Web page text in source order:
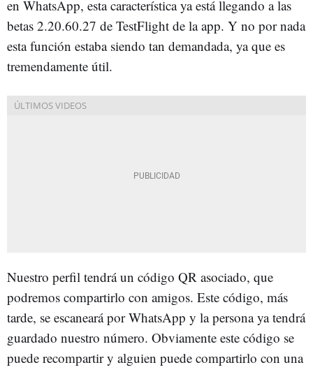
en WhatsApp, esta característica ya está llegando a las
betas 2.20.60.27 de TestFlight de la app. Y no por nada
esta función estaba siendo tan demandada, ya que es
tremendamente útil.
Nuestro perfil tendrá un código QR asociado, que
podremos compartirlo con amigos. Este código, más
tarde, se escaneará por WhatsApp y la persona ya tendrá
guardado nuestro número. Obviamente este código se
puede recompartir y alguien puede compartirlo con una